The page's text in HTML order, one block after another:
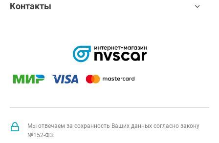
Контакты
Мы отвечаем за сохранность Ваших данных согласно закону
№152-ФЗ: